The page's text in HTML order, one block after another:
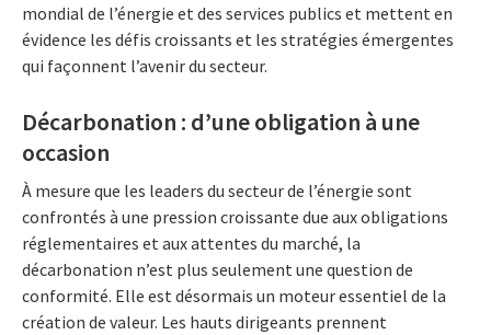
mondial de l’énergie et des services publics et mettent en
évidence les défis croissants et les stratégies émergentes
qui façonnent l’avenir du secteur.
Décarbonation : d’une obligation à une
occasion
À mesure que les leaders du secteur de l’énergie sont
confrontés à une pression croissante due aux obligations
réglementaires et aux attentes du marché, la
décarbonation n’est plus seulement une question de
conformité. Elle est désormais un moteur essentiel de la
création de valeur. Les hauts dirigeants prennent